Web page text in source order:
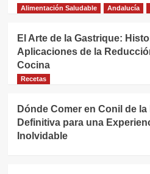
Alimentación Saludable Andalucía
El Arte de la Gastrique:
Aplicaciones de la
Cocina
Recetas
Dónde Comer en Conil de
Definitiva para una
Inolvidable